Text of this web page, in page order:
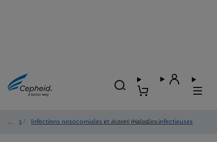
Tests / Infections nosocomiales et autres maladies infectieuses
/ Xpert® Norovirus